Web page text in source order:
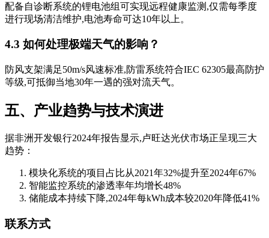
配备自诊断系统的锂电池组可实现远程健康监测,仅需每季度
进行现场清洁维护,电池寿命可达10年以上。
4.3 如何处理极端天气的影响？
防风支架满足50m/s风速标准,防雷系统符合IEC 62305最高防护
等级,可抵御当地30年一遇的强对流天气。
五、产业趋势与技术演进
据非洲开发银行2024年报告显示,卢旺达光伏市场正呈现三大
趋势：
模块化系统的项目占比从2021年32%提升至2024年67%
智能监控系统的渗透率年均增长48%
储能成本持续下降,2024年每kWh成本较2020年降低41%
联系方式